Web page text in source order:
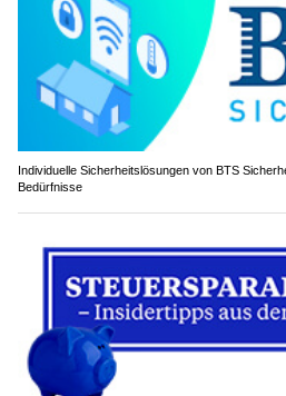
Individuelle Sicherheitslösungen von BTS
Bedürfnisse